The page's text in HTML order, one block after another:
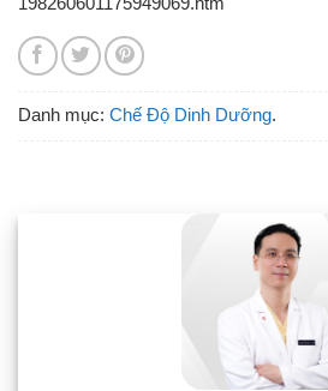
Danh mục: Chế Độ Dinh Dưỡng.